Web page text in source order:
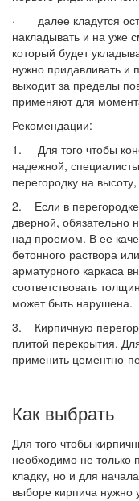
· далее кладутся
накладывать и на уже
который будет
нужно придавливать и
выходит за пределы
применяют для
Рекомендации:
1. Для того чтобы
надежной,
перегородку на
2. Если в
дверной, обязательно
над проемом. В ее
бетонного раствора
арматурного каркаса
соответствовать
может быть нарушена.
3. Кирпичную
плитой перекрытия.
применить цементно-
Как выбрать
Для того чтобы
необходимо не только
кладку, но и для
выборе кирпича нужно